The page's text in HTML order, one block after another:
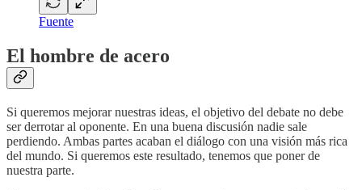
Fuente
El hombre de acero
Si queremos mejorar nuestras ideas, el objetivo del debate no debe
ser derrotar al oponente. En una buena discusión nadie sale
perdiendo. Ambas partes acaban el diálogo con una visión más rica
del mundo. Si queremos este resultado, tenemos que poner de
nuestra parte.